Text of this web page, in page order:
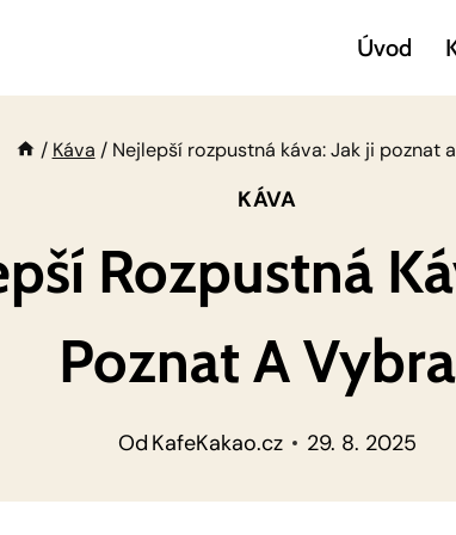
Úvod
/ Káva / Nejlepší rozpustná káva: Jak ji poznat
KÁVA
Rozpustná
Poznat A
Od KafeKakao.cz 29. 8. 2025